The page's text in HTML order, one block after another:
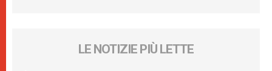
LE NOTIZIE PIÙ LETTE